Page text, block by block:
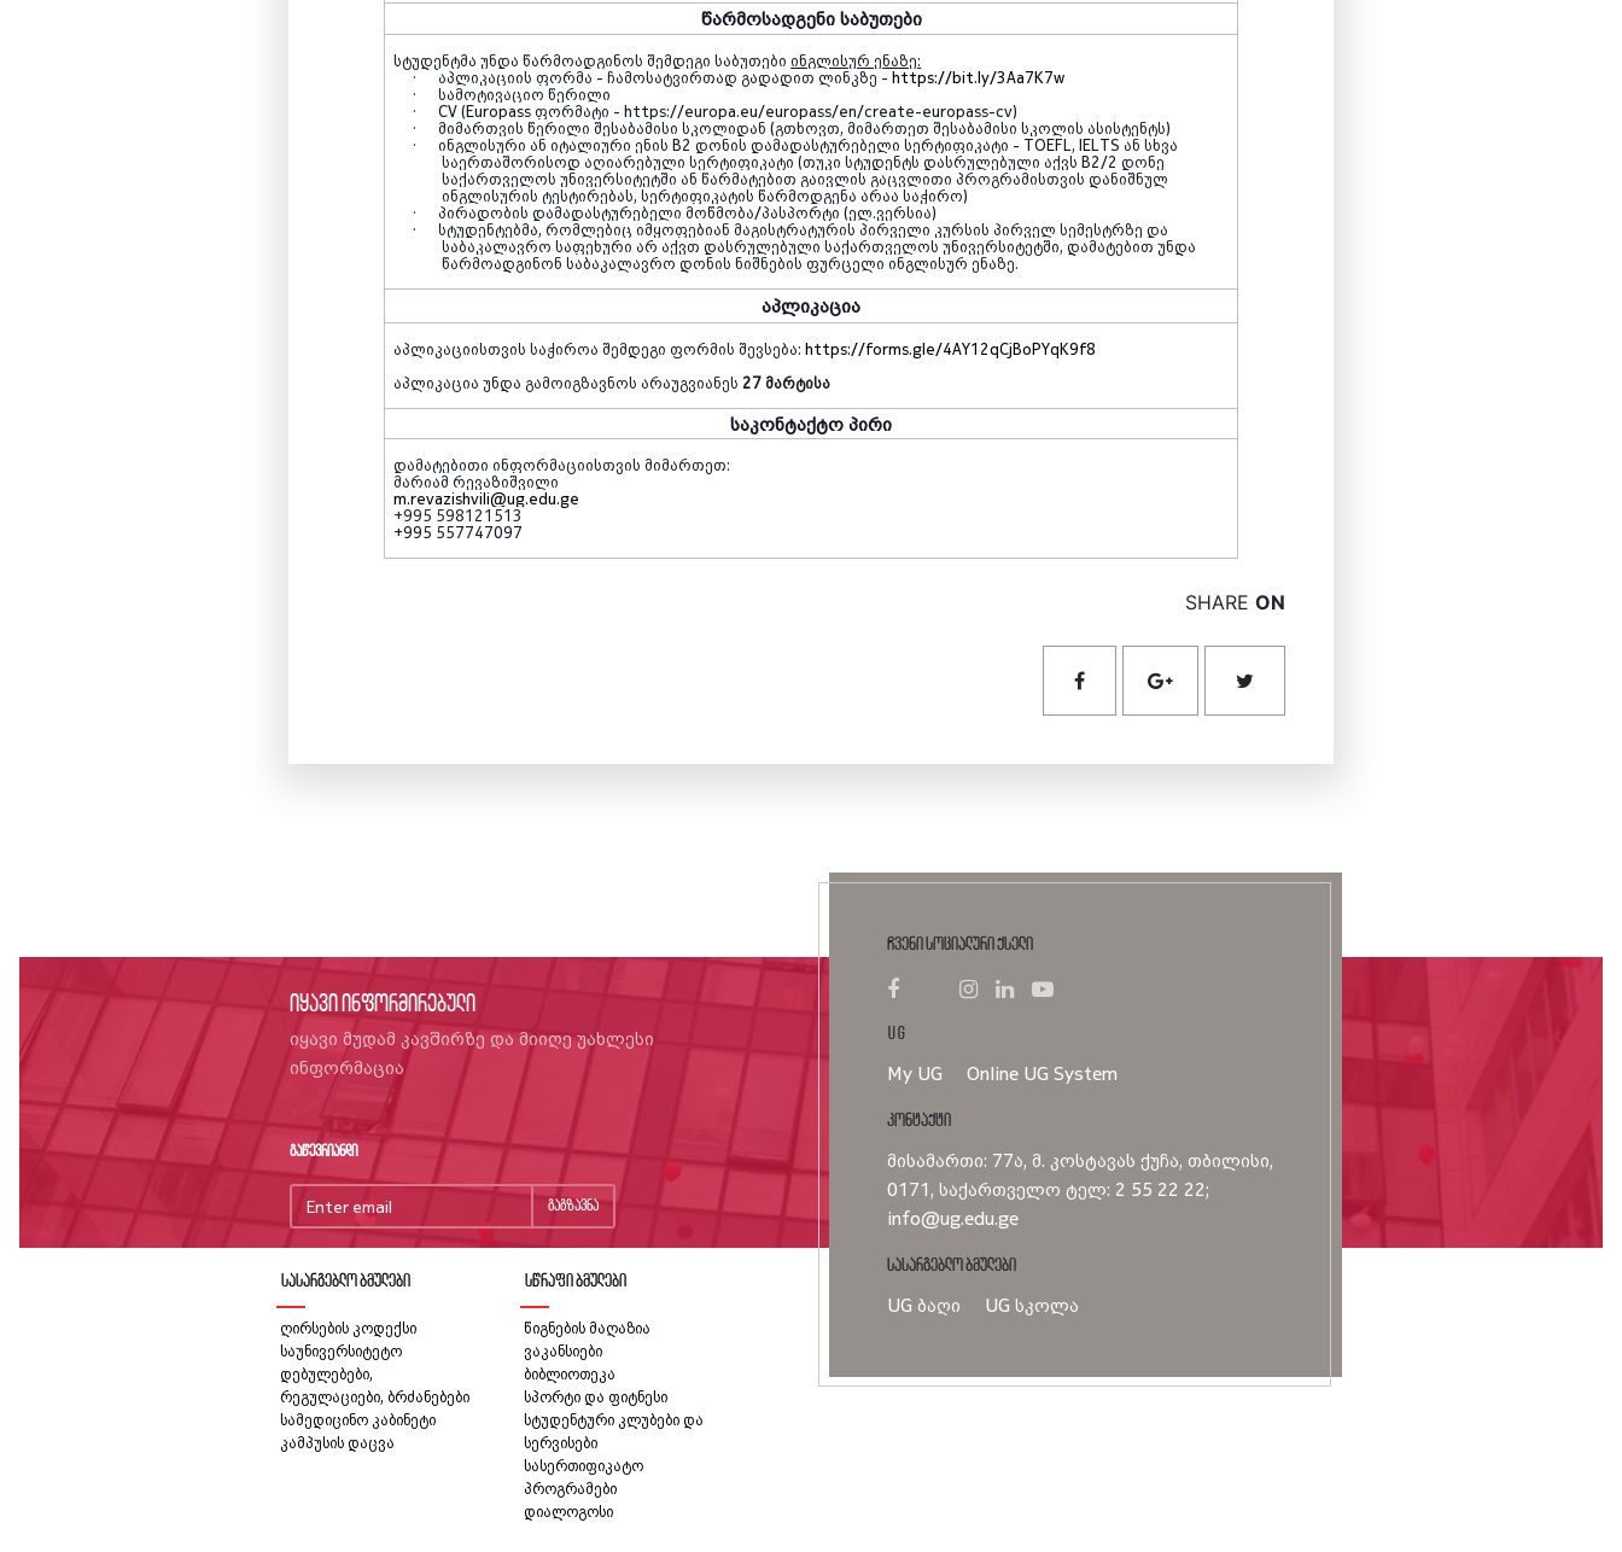
წარმოსადგენი საბუთები
სტუდენტმა უნდა წარმოადგინოს შემდეგი საბუთები ინგლისურ ენაზე:
·
აპლიკაციის ფორმა - ჩამოსატვირთად გადადით ლინკზე -https://bit.ly/3Aa7K7w
·
სამოტივაციო წერილი
·
CV (Europass ფორმატი - https://europa.eu/europass/en/create-europass-cv)
·
მიმართვის წერილი შესაბამისი სკოლიდან (გთხოვთ, მიმართეთ შესაბამისი სკოლის ასისტენტს)
·
ინგლისური ან იტალიური ენისB2 დონის დამადასტურებელი სერტიფიკატი - TOEFL, IELTS ან სხვა
საერთაშორისოდ აღიარებული სერტიფიკატი (თუკი სტუდენტს დასრულებული აქვსB2/2 დონე
საქართველოს უნივერსიტეტში ან წარმატებით გაივლის გაცვლითი პროგრამისთვის დანიშნულ
ინგლისურის ტესტირებას, სერტიფიკატის წარმოდგენა არაა საჭირო)
·
პირადობის დამადასტურებელი მოწმობა/პასპორტი (ელ.ვერსია)
·
სტუდენტებმა, რომლებიც იმყოფებიან მაგისტრატურის პირველი კურსის პირველ სემესტრზე და
საბაკალავრო საფეხური არ აქვთ დასრულებული საქართველოს უნივერსიტეტში, დამატებით უნდა
წარმოადგინონ საბაკალავრო დონის ნიშნების ფურცელი ინგლისურ ენაზე.
აპლიკაცია
აპლიკაციისთვის საჭიროა შემდეგი ფორმის შევსება:https://forms.gle/4AY12qCjBoPYqK9f8
აპლიკაცია უნდა გამოიგზავნოს არაუგვიანეს 27 მარტისა
საკონტაქტო პირი
დამატებითი ინფორმაციისთვის მიმართეთ:
მარიამ რევაზიშვილი
m.revazishvili@ug.edu.ge
+995 598121513
+995 557747097
SHARE ON
იყავი ინფორმირებული
იყავი მუდამ კავშირზე და მიიღე უახლესი
ინფორმაცია
გაწევრიანდი
გაგზავნა
ჩვენი სოციალური ქსელი
UG
My UG Online UG System
კონტაქტი
მისამართი: 77ა, მ. კოსტავას ქუჩა, თბილისი,
0171, საქართველო ტელ: 2 55 22 22;
info@ug.edu.ge
სასარგებლო ბმულები
UG ბაღი UG სკოლა
სასარგებლო ბმულები
ღირსების კოდექსი
საუნივერსიტეტო
დებულებები,
რეგულაციები, ბრძანებები
სამედიცინო კაბინეტი
კამპუსის დაცვა
სწრაფი ბმულები
წიგნების მაღაზია
ვაკანსიები
ბიბლიოთეკა
სპორტი და ფიტნესი
სტუდენტური კლუბები და
სერვისები
სასერთიფიკატო
პროგრამები
დიალოგოსი